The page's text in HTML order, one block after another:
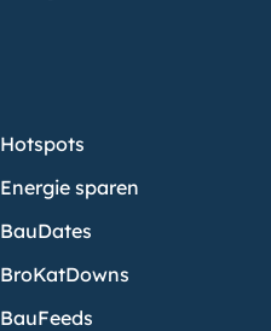
Hotspots
Energie sparen
BauDates
BroKatDowns
BauFeeds